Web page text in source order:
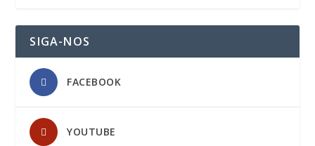
SIGA-NOS
FACEBOOK
YOUTUBE